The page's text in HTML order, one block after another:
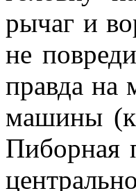
рычаг и
не
правда на
машины
Пиборная